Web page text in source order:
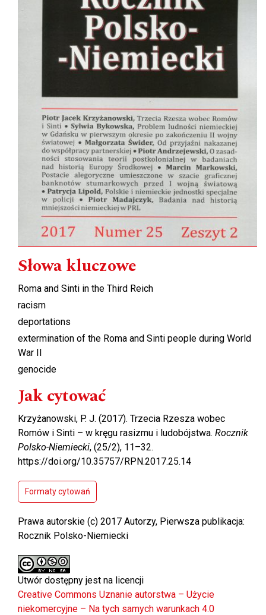
Słowa kluczowe
Roma and Sinti in the Third Reich
racism
deportations
extermination of the Roma and Sinti people during World
War II
genocide
Jak cytować
Krzyżanowski, P. J. (2017). Trzecia Rzesza wobec
Romów i Sinti – w kręgu rasizmu i ludobójstwa. Rocznik
Polsko-Niemiecki, (25/2), 11–32.
https://doi.org/10.35757/RPN.2017.25.14
Formaty cytowań
Prawa autorskie (c) 2017 Autorzy, Pierwsza publikacja:
Rocznik Polsko-Niemiecki
Utwór dostępny jest na licencji
Creative Commons Uznanie autorstwa – Użycie
niekomercyjne – Na tych samych warunkach 4.0